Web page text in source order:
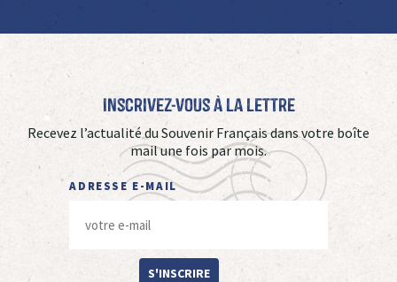
Inscrivez-vous à La Lettre
Recevez l’actualité du Souvenir Français dans votre boîte
mail une fois par mois.
ADRESSE E-MAIL
S'INSCRIRE